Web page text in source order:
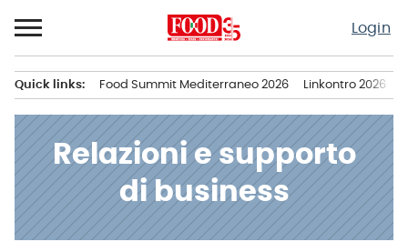
al
contenuto
Login
Quick links: Food Summit Mediterraneo 2026 Linkontro 2026
Relazioni e supporto
di business